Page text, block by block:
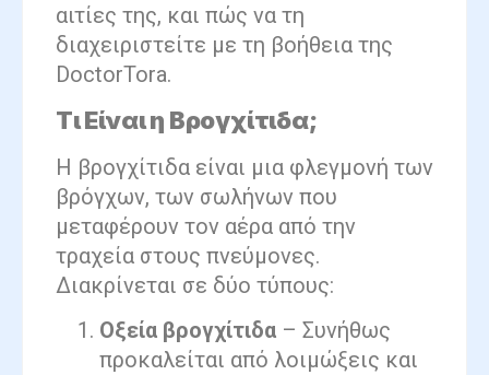
αιτίες της, και πώς να τη
διαχειριστείτε με τη βοήθεια της
DoctorTora.
Τι Είναι η Βρογχίτιδα;
Η βρογχίτιδα είναι μια φλεγμονή των
βρόγχων, των σωλήνων που
μεταφέρουν τον αέρα από την
τραχεία στους πνεύμονες.
Διακρίνεται σε δύο τύπους:
Οξεία βρογχίτιδα – Συνήθως
προκαλείται από λοιμώξεις και